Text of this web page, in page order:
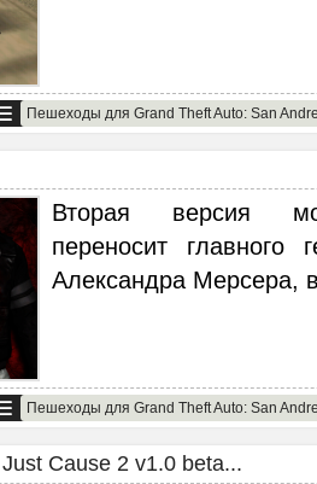
Пешеходы для Grand Theft Auto: San
Вторая версия
переносит главного
Александра Мерсера,
Пешеходы для Grand Theft Auto: San
Cause 2 v1.0 beta...